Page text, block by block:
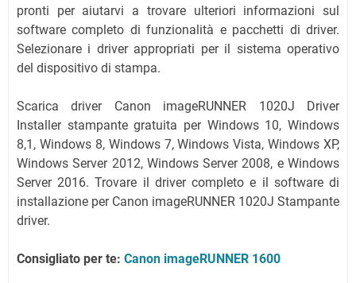
pronti per aiutarvi a trovare ulteriori informazioni sul
software completo di funzionalità e pacchetti di driver.
Selezionare i driver appropriati per il sistema operativo
del dispositivo di stampa.
Scarica driver Canon imageRUNNER 1020J Driver
Installer stampante gratuita per Windows 10, Windows
8,1, Windows 8, Windows 7, Windows Vista, Windows XP,
Windows Server 2012, Windows Server 2008, e Windows
Server 2016. Trovare il driver completo e il software di
installazione per Canon imageRUNNER 1020J Stampante
driver.
Consigliato per te: Canon imageRUNNER 1600